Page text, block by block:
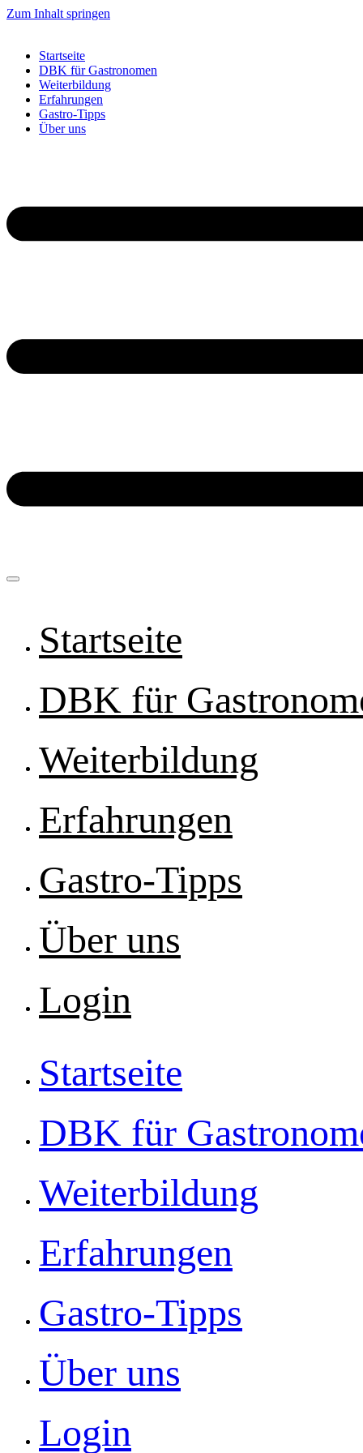
Zum Inhalt springen
Startseite
DBK für Gastronomen
Weiterbildung
Erfahrungen
Gastro-Tipps
Über uns
Startseite
DBK für
Weiterbildung
Erfahrungen
Gastro-Tipps
Über uns
Login
Startseite
DBK für
Weiterbildung
Erfahrungen
Gastro-Tipps
Über uns
Login